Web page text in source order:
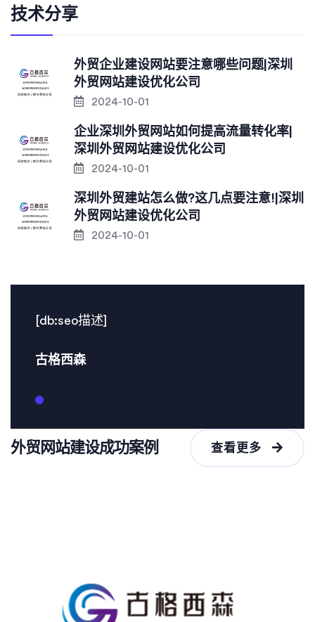
技术分享
外贸企业建设网站要注意哪些问题|深圳
外贸网站建设优化公司
2024-10-01
企业深圳外贸网站如何提高流量转化率|
深圳外贸网站建设优化公司
2024-10-01
深圳外贸建站怎么做?这几点要注意!|深圳
外贸网站建设优化公司
2024-10-01
[db:seo描述]
古格西森
外贸网站建设成功案例 查看更多